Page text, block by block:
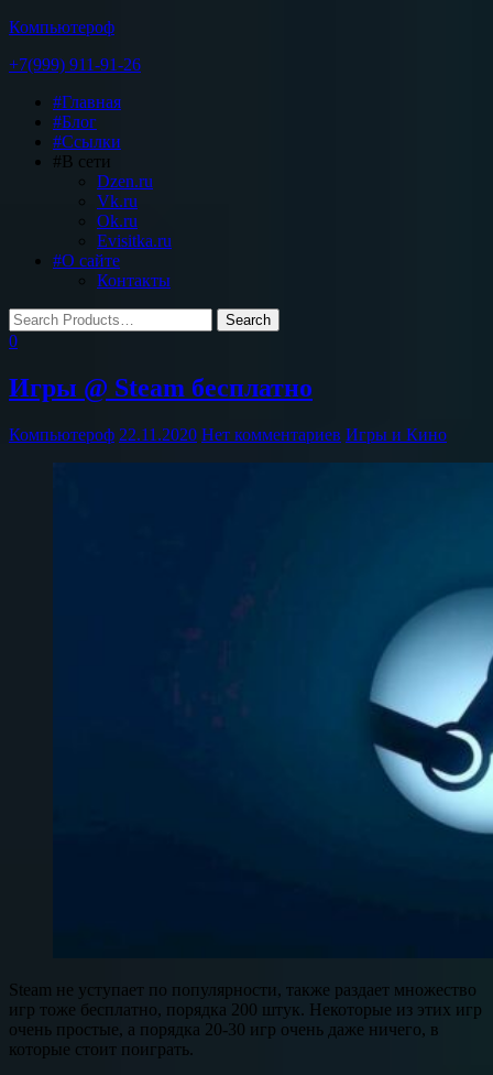
Компьютероф
+7(999) 911-91-26
Toggle
navigation
#Главная
#Блог
#Ссылки
#В сети
Dzen.ru
Vk.ru
Ok.ru
Evisitka.ru
#О сайте
Контакты
0
Игры @ Steam бесплатно
Компьютероф 22.11.2020 Нет комментариев Игры и Кино
Steam не уступает по популярности, также раздает множество
игр тоже бесплатно, порядка 200 штук. Некоторые из этих игр
очень простые, а порядка 20-30 игр очень даже ничего, в
которые стоит поиграть.